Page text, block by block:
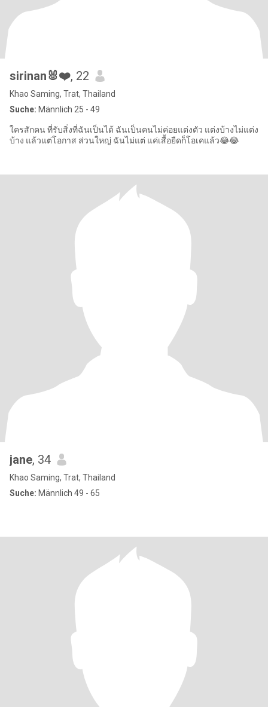
sirinan🐰❤️, 22
Khao Saming, Trat, Thailand
Suche: Männlich 25 - 49
ใครสักคน ที่รับสิ่งที่ฉันเป็นได้ ฉันเป็นคนไม่ค่อยแต่งตัว แต่งบ้างไม่แต่ง
บ้าง แล้วแต่โอกาส ส่วนใหญ่ ฉันไม่แต่ แค่เสื้อยืดก็โอเคแล้ว😂😂
jane, 34
Khao Saming, Trat, Thailand
Suche: Männlich 49 - 65